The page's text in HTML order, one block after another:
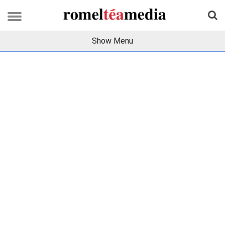
Show Menu